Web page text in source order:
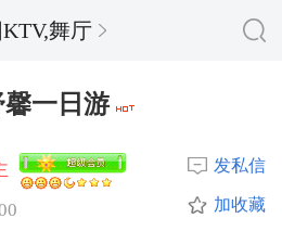
舞厅
馨一日游
发私信
加收藏